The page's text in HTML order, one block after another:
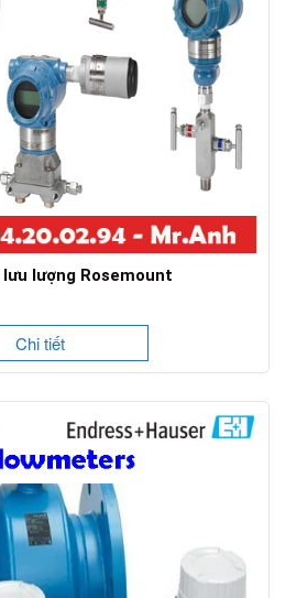
lượng Rosemount
Chi tiết